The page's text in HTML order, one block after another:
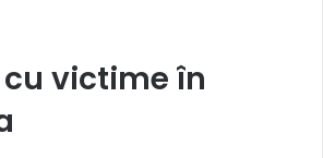
victime în